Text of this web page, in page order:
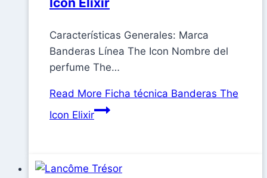
Características Generales: Marca
Banderas Línea The Icon Nombre del
perfume The…
Read More Ficha técnica Banderas The
Icon Elixir